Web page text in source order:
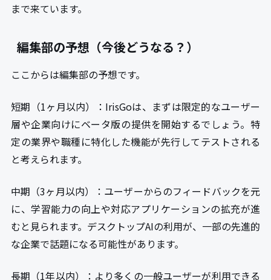
まで来ています。
編集部の予想（今後どうなる？）
ここからは編集部の予想です。
短期（1ヶ月以内）：IrisGoは、まずは限定的なユーザー
層や企業向けにベータ版の提供を開始するでしょう。特
定の業界や職種に特化した機能が先行してテストされる
と考えられます。
中期（3ヶ月以内）：ユーザーからのフィードバックを元
に、学習能力の向上や対応アプリケーションの拡充が進
むと見られます。デスクトップAIの利用が、一部の先進的
な企業で話題になる可能性があります。
長期（1年以内）：より多くの一般ユーザーが利用できる